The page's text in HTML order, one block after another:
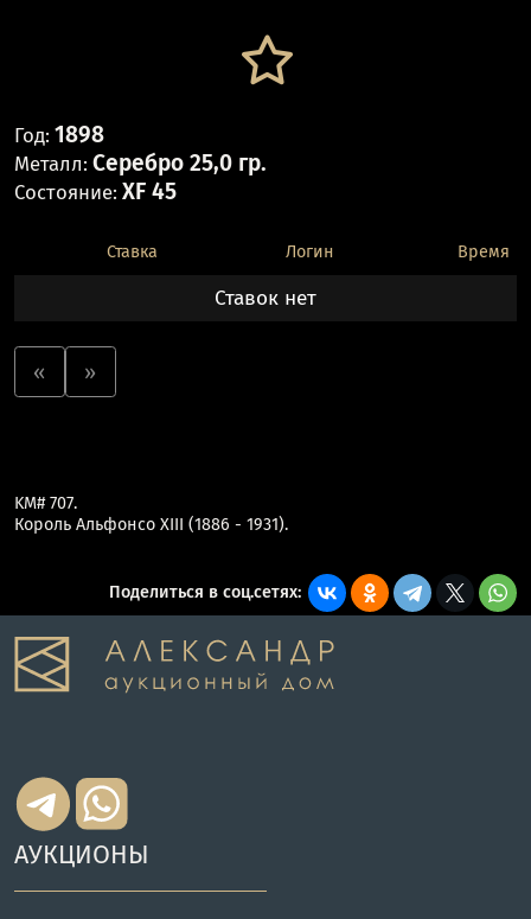
Год: 1898
Металл: Серебро 25,0 гр.
Состояние: XF 45
Ставка Логин Время
Ставок нет
« »
KM# 707.
Король Альфонсо XIII (1886 - 1931).
Поделиться в соц.сетях:
АУКЦИОНЫ